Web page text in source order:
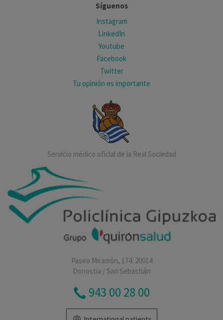
Síguenos
Instagram
LinkedIn
Youtube
Facebook
Twitter
Tu opinión es importante
Servicio médico oficial de la Real Sociedad
Paseo Miramón, 174. 20014
Donostia / San Sebastián
943 00 28 00